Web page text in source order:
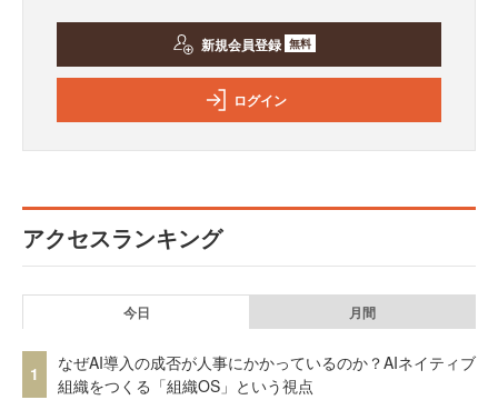
新規会員登録 無料
ログイン
アクセスランキング
今日 月間
1
なぜAI導入の成否が人事にかかっているのか？AIネイティブ
組織をつくる「組織OS」という視点